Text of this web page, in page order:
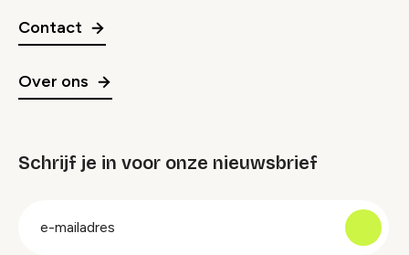
Contact
Over ons
Schrijf je in voor onze nieuwsbrief